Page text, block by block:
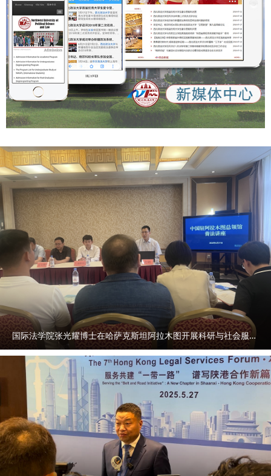
发布等规定，进一步厘定我省哲学社会科学成果发布、交流活
动和社会参与的工作方式和脉络结构，利于激励人才和研究成
果在为祖国、为人民立德立言中成就自我、实现价值。（群众
新闻记者 王姿颐） 【群众新闻】 《陕西省哲学社会科学发展
促进条例》解读
https://xzzsx.sxdaily.com.cn/app/template/displayTemplat
e/news/newsDetail/18499/11357072.html?isShare=true
为新的起点，构建常态化干部比赛培训机制，推动干部素质能
力与学校事业高质量发展同频共振，为加快推进高水平大学建
设贡献新的力量。 （供稿：党委组织部 撰稿：严芳 李月胤 审
核：李君）
国际法学院张光耀博士在哈萨克斯坦阿拉木图开展科研与社会服务活动